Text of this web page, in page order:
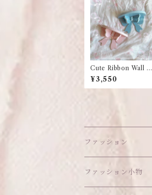
Cute Ribbon Wall Sh
elf
¥3,550
ファッション
ワンピース
ファッション小物